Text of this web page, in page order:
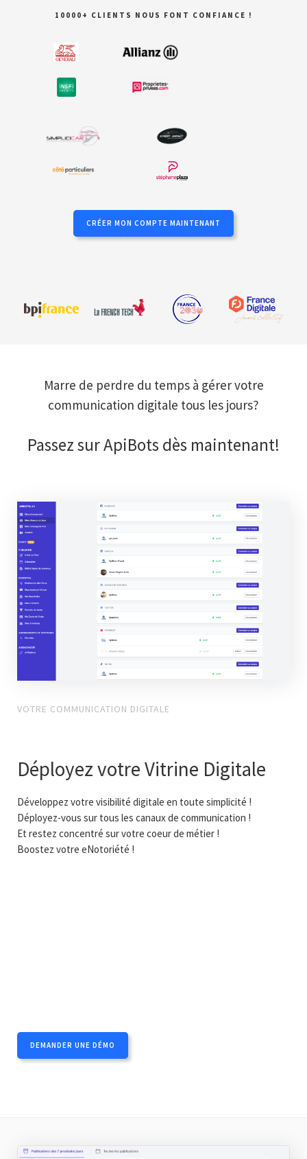
10000+ CLIENTS NOUS FONT CONFIANCE !
CRÉER MON COMPTE MAINTENANT
Marre de perdre du temps à gérer votre
communication digitale tous les jours?
Passez sur ApiBots dès maintenant!
VOTRE COMMUNICATION DIGITALE
Déployez votre Vitrine Digitale
Développez votre visibilité digitale en toute simplicité !
Déployez-vous sur tous les canaux de communication !
Et restez concentré sur votre coeur de métier !
Boostez votre eNotoriété !
DEMANDER UNE DÉMO